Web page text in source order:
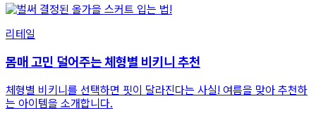
리테일
몸매 고민 덜어주는 체형별 비키니 추천
체형별 비키니를 선택하면 핏이 달라진다는 사실! 여름을 맞아 추천하
는 아이템을 소개합니다.